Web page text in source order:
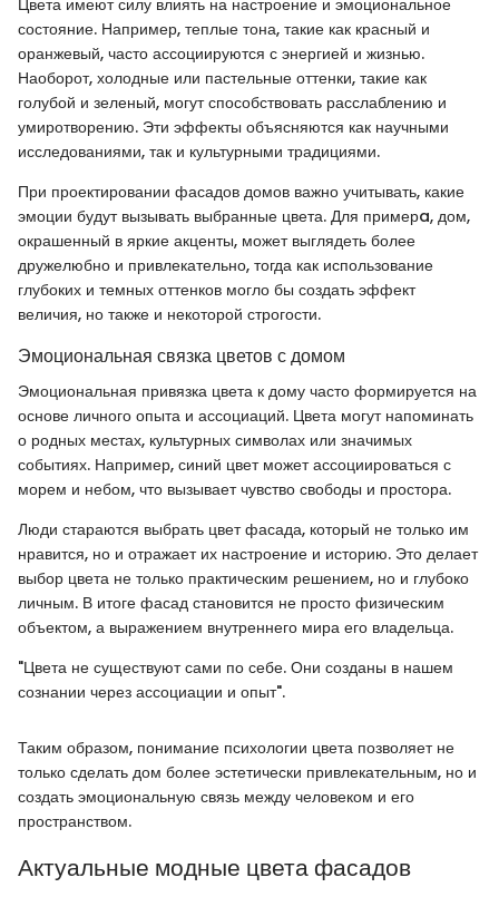
состояние. Например, теплые тона, такие как красный и
оранжевый, часто ассоциируются с энергией и жизнью.
Наоборот, холодные или пастельные оттенки, такие как
голубой и зеленый, могут способствовать расслаблению и
умиротворению. Эти эффекты объясняются как научными
исследованиями, так и культурными традициями.
При проектировании фасадов домов важно учитывать, какие
эмоции будут вызывать выбранные цвета. Для примерa, дом,
окрашенный в яркие акценты, может выглядеть более
дружелюбно и привлекательно, тогда как использование
глубоких и темных оттенков могло бы создать эффект
величия, но также и некоторой строгости.
Эмоциональная связка цветов с домом
Эмоциональная привязка цвета к дому часто формируется на
основе личного опыта и ассоциаций. Цвета могут напоминать
о родных местах, культурных символах или значимых
событиях. Например, синий цвет может ассоциироваться с
морем и небом, что вызывает чувство свободы и простора.
Люди стараются выбрать цвет фасада, который не только им
нравится, но и отражает их настроение и историю. Это делает
выбор цвета не только практическим решением, но и глубоко
личным. В итоге фасад становится не просто физическим
объектом, а выражением внутреннего мира его владельца.
"Цвета не существуют сами по себе. Они созданы в нашем
сознании через ассоциации и опыт".
Таким образом, понимание психологии цвета позволяет не
только сделать дом более эстетически привлекательным, но и
создать эмоциональную связь между человеком и его
пространством.
Актуальные модные цвета фасадов